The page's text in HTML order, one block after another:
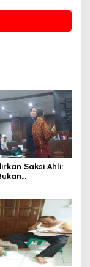
Saksi Ahli: